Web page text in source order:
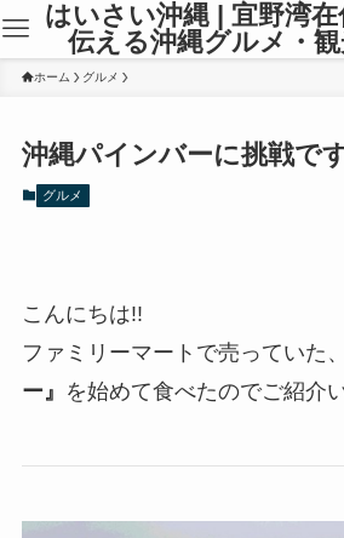
はいさい沖縄 | 宜野湾
伝える沖縄グルメ・
ホーム グルメ
沖縄パインバーに挑戦で
グルメ
こんにちは!!
ファミリーマートで売っていた、
ー』 を始めて食べたのでご紹介